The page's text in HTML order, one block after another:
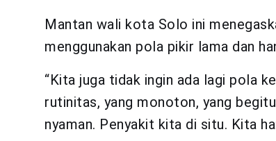
Mantan wali kota Solo ini
menggunakan pola pikir lama dan
“Kita juga tidak ingin ada lagi pola
rutinitas, yang monoton, yang
nyaman. Penyakit kita di situ. Kita